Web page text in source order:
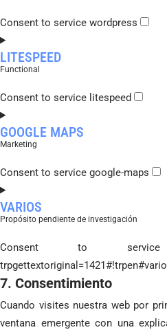
Consent to service wordpress
LITESPEED
Functional
Consent to service litespeed
GOOGLE MAPS
Marketing
Consent to service google-maps
VARIOS
Propósito pendiente de investigación
Consent to service
7. Consentimiento
Cuando visites nuestra web por
ventana emergente con una